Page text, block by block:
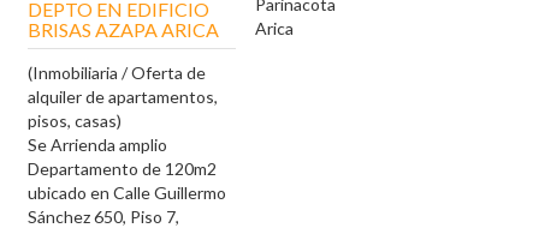
DEPTO EN EDIFICIO
BRISAS AZAPA ARICA
(Inmobiliaria / Oferta de
alquiler de apartamentos,
pisos, casas)
Se Arrienda amplio
Departamento de 120m2
ubicado en Calle Guillermo
Sánchez 650, Piso 7,
Parinacota
Arica